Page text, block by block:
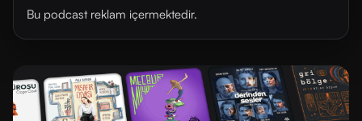
Bu podcast reklam içermektedir.